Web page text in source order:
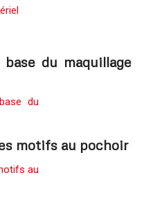
du maquillage
motifs au pochoir